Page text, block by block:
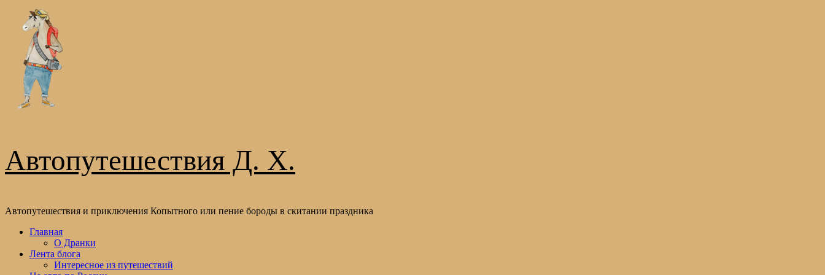
Перейти
содержимому
Автопутешествия Д. Х.
Автопутешествия и приключения Копытного или пение бороды в скитании праздника
ОсновноеГлавная
О Дранки
Лента блога
Интересное из путешествий